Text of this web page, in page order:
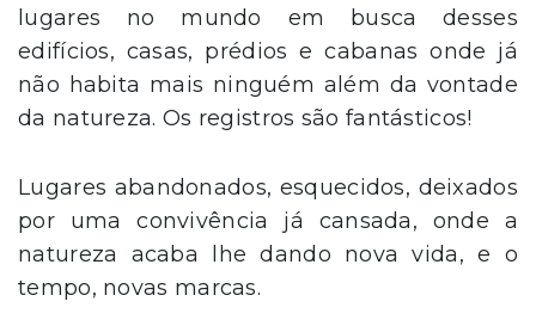
lugares no mundo em busca desses
edifícios, casas, prédios e cabanas onde já
não habita mais ninguém além da vontade
da natureza. Os registros são fantásticos!
Lugares abandonados, esquecidos, deixados
por uma convivência já cansada, onde a
natureza acaba lhe dando nova vida, e o
tempo, novas marcas.